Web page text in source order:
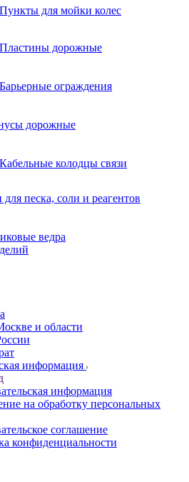
Пункты для мойки колес
Пластины дорожные
Барьерные ограждения
дорожные
Кабельные колодцы связи
песка, соли и реагентов
ведра
и области
информация
информация
на обработку персональных
соглашение
конфиденциальности